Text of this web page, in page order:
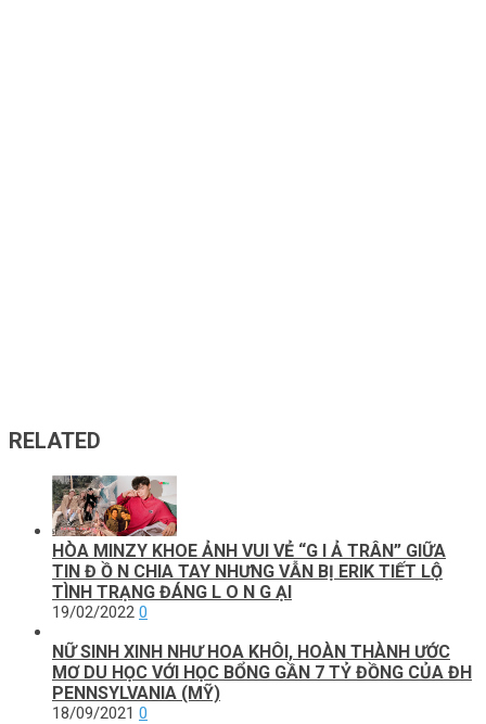
RELATED
HÒA MINZY KHOE ẢNH VUI VẺ “G I Ả TRÂN” GIỮA
TIN Đ Ồ N CHIA TAY NHƯNG VẪN BỊ ERIK TIẾT LỘ
TÌNH TRẠNG ĐÁNG L O N G ẠI
19/02/2022 0
NỮ SINH XINH NHƯ HOA KHÔI, HOÀN THÀNH ƯỚC
MƠ DU HỌC VỚI HỌC BỔNG GẦN 7 TỶ ĐỒNG CỦA ĐH
PENNSYLVANIA (MỸ)
18/09/2021 0